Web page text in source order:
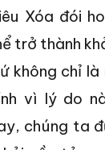
Xóa đói
trở thành
không chỉ là
vì lý do
chúng ta